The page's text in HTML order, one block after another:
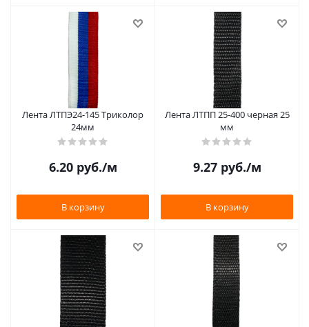
Лента ЛТПЭ24-145 Триколор
24мм
6.20руб./м
В корзину
Лента ЛТПП 25-400 черная 25
мм
9.27руб./м
В корзину